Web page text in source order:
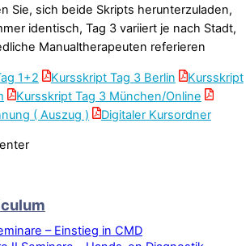
Sie, sich beide Skripts herunterzuladen,
identisch, Tag 3 variiert je nach Stadt,
Manualtherapeuten referieren
1+2 Kursskript Tag 3 Berlin
Kursskript
Kursskript Tag 3 München/Online
( Auszug )
Digitaler Kursordner
– Einstieg in CMD